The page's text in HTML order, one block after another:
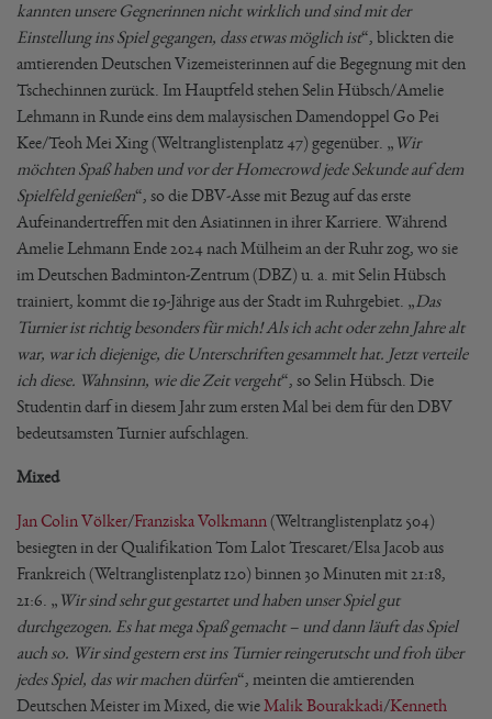
kannten unsere Gegnerinnen nicht wirklich und sind mit der
Einstellung ins Spiel gegangen, dass etwas möglich ist“, blickten die
amtierenden Deutschen Vizemeisterinnen auf die Begegnung mit den
Tschechinnen zurück. Im Hauptfeld stehen Selin Hübsch/Amelie
Lehmann in Runde eins dem malaysischen Damendoppel Go Pei
Kee/Teoh Mei Xing (Weltranglistenplatz 47) gegenüber. „ Wir
möchten Spaß haben und vor der Homecrowd jede Sekunde auf dem
Spielfeld genießen“, so die DBV-Asse mit Bezug auf das erste
Aufeinandertreffen mit den Asiatinnen in ihrer Karriere. Während
Amelie Lehmann Ende 2024 nach Mülheim an der Ruhr zog, wo sie
im Deutschen Badminton-Zentrum (DBZ) u. a. mit Selin Hübsch
trainiert, kommt die 19-Jährige aus der Stadt im Ruhrgebiet. „Das
Turnier ist richtig besonders für mich! Als ich acht oder zehn Jahre alt
war, war ich diejenige, die Unterschriften gesammelt hat. Jetzt verteile
ich diese. Wahnsinn, wie die Zeit vergeht“, so Selin Hübsch. Die
Studentin darf in diesem Jahr zum ersten Mal bei dem für den DBV
bedeutsamsten Turnier aufschlagen.
Mixed
Jan Colin Völker/Franziska Volkmann (Weltranglistenplatz 504)
besiegten in der Qualifikation Tom Lalot Trescaret/Elsa Jacob aus
Frankreich (Weltranglistenplatz 120) binnen 30 Minuten mit 21:18,
21:6. „ Wir sind sehr gut gestartet und haben unser Spiel gut
durchgezogen. Es hat mega Spaß gemacht – und dann läuft das Spiel
auch so. Wir sind gestern erst ins Turnier reingerutscht und froh über
jedes Spiel, das wir machen dürfen“, meinten die amtierenden
Deutschen Meister im Mixed, die wieMalik Bourakkadi/Kenneth